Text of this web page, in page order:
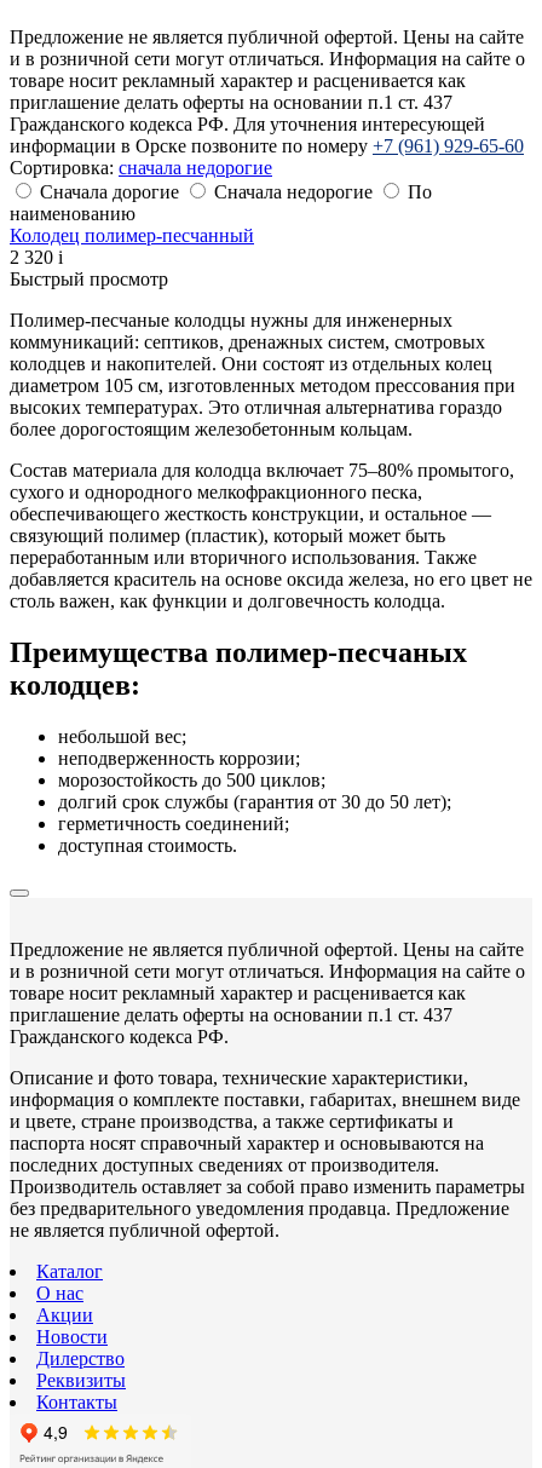
Предложение не является публичной офертой. Цены на сайте
и в розничной сети могут отличаться. Информация на сайте о
товаре носит рекламный характер и расценивается как
приглашение делать оферты на основании п.1 ст. 437
Гражданского кодекса РФ. Для уточнения интересующей
информации в Орске позвоните по номеру +7 (961) 929-65-60
Сортировка: cначала недорогие
Сначала дорогие
Сначала недорогие
По
наименованию
Колодец полимер-песчанный
2 320 i
Быстрый просмотр
Полимер-песчаные колодцы нужны для инженерных
коммуникаций: септиков, дренажных систем, смотровых
колодцев и накопителей. Они состоят из отдельных колец
диаметром 105 см, изготовленных методом прессования при
высоких температурах. Это отличная альтернатива гораздо
более дорогостоящим железобетонным кольцам.
Состав материала для колодца включает 75–80% промытого,
сухого и однородного мелкофракционного песка,
обеспечивающего жесткость конструкции, и остальное —
связующий полимер (пластик), который может быть
переработанным или вторичного использования. Также
добавляется краситель на основе оксида железа, но его цвет не
столь важен, как функции и долговечность колодца.
Преимущества полимер-песчаных
колодцев:
небольшой вес;
неподверженность коррозии;
морозостойкость до 500 циклов;
долгий срок службы (гарантия от 30 до 50 лет);
герметичность соединений;
доступная стоимость.
Предложение не является публичной офертой. Цены на сайте
и в розничной сети могут отличаться. Информация на сайте о
товаре носит рекламный характер и расценивается как
приглашение делать оферты на основании п.1 ст. 437
Гражданского кодекса РФ.
Описание и фото товара, технические характеристики,
информация о комплекте поставки, габаритах, внешнем виде
и цвете, стране производства, а также сертификаты и
паспорта носят справочный характер и основываются на
последних доступных сведениях от производителя.
Производитель оставляет за собой право изменить параметры
без предварительного уведомления продавца. Предложение
не является публичной офертой.
Каталог
О нас
Акции
Новости
Дилерство
Реквизиты
Контакты